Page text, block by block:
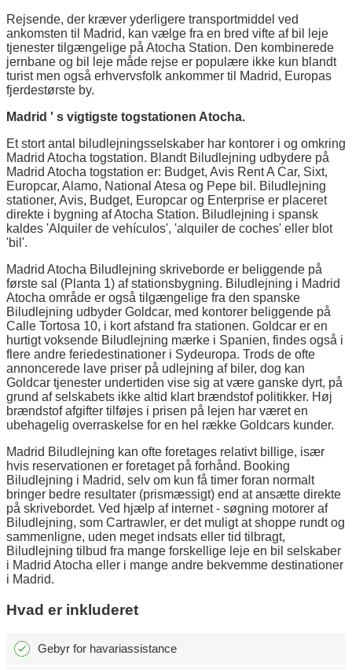
Rejsende, der kræver yderligere transportmiddel ved
ankomsten til Madrid, kan vælge fra en bred vifte af bil leje
tjenester tilgængelige på Atocha Station. Den kombinerede
jernbane og bil leje måde rejse er populære ikke kun blandt
turist men også erhvervsfolk ankommer til Madrid, Europas
fjerdestørste by.
Madrid ' s vigtigste togstationen Atocha.
Et stort antal biludlejningsselskaber har kontorer i og omkring
Madrid Atocha togstation. Blandt Biludlejning udbydere på
Madrid Atocha togstation er: Budget, Avis Rent A Car, Sixt,
Europcar, Alamo, National Atesa og Pepe bil. Biludlejning
stationer, Avis, Budget, Europcar og Enterprise er placeret
direkte i bygning af Atocha Station. Biludlejning i spansk
kaldes 'Alquiler de vehículos', 'alquiler de coches' eller blot
'bil'.
Madrid Atocha Biludlejning skriveborde er beliggende på
første sal (Planta 1) af stationsbygning. Biludlejning i Madrid
Atocha område er også tilgængelige fra den spanske
Biludlejning udbyder Goldcar, med kontorer beliggende på
Calle Tortosa 10, i kort afstand fra stationen. Goldcar er en
hurtigt voksende Biludlejning mærke i Spanien, findes også i
flere andre feriedestinationer i Sydeuropa. Trods de ofte
annoncerede lave priser på udlejning af biler, dog kan
Goldcar tjenester undertiden vise sig at være ganske dyrt, på
grund af selskabets ikke altid klart brændstof politikker. Høj
brændstof afgifter tilføjes i prisen på lejen har været en
ubehagelig overraskelse for en hel række Goldcars kunder.
Madrid Biludlejning kan ofte foretages relativt billige, især
hvis reservationen er foretaget på forhånd. Booking
Biludlejning i Madrid, selv om kun få timer foran normalt
bringer bedre resultater (prismæssigt) end at ansætte direkte
på skrivebordet. Ved hjælp af internet - søgning motorer af
Biludlejning, som Cartrawler, er det muligt at shoppe rundt og
sammenligne, uden meget indsats eller tid tilbragt,
Biludlejning tilbud fra mange forskellige leje en bil selskaber
i Madrid Atocha eller i mange andre bekvemme destinationer
i Madrid.
Hvad er inkluderet
Gebyr for havariassistance